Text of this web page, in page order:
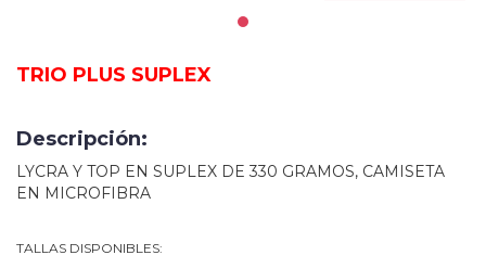
TRIO PLUS SUPLEX
Descripción:
LYCRA Y TOP EN SUPLEX DE 330 GRAMOS, CAMISETA
EN MICROFIBRA
TALLAS DISPONIBLES: